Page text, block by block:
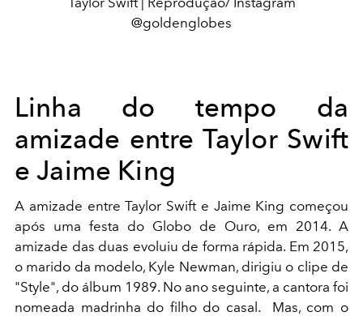
@goldenglobes
Linha do tempo da
amizade entre Taylor Swift
e Jaime King
A amizade entre Taylor Swift e Jaime King começou
após uma festa do Globo de Ouro, em 2014. A
amizade das duas evoluiu de forma rápida. Em 2015,
o marido da modelo, Kyle Newman, dirigiu o clipe de
"Style", do álbum 1989. No ano seguinte, a cantora foi
nomeada madrinha do filho do casal. Mas, com o